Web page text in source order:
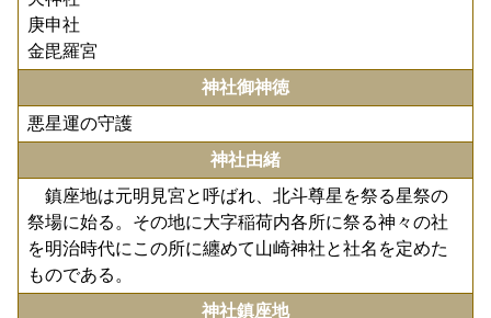
庚申社
金毘羅宮
神社御神徳
悪星運の守護
神社由緒
鎮座地は元明見宮と呼ばれ、北斗尊星を祭る星祭の
祭場に始る。その地に大字稲荷内各所に祭る神々の社
を明治時代にこの所に纏めて山崎神社と社名を定めた
ものである。
神社鎮座地